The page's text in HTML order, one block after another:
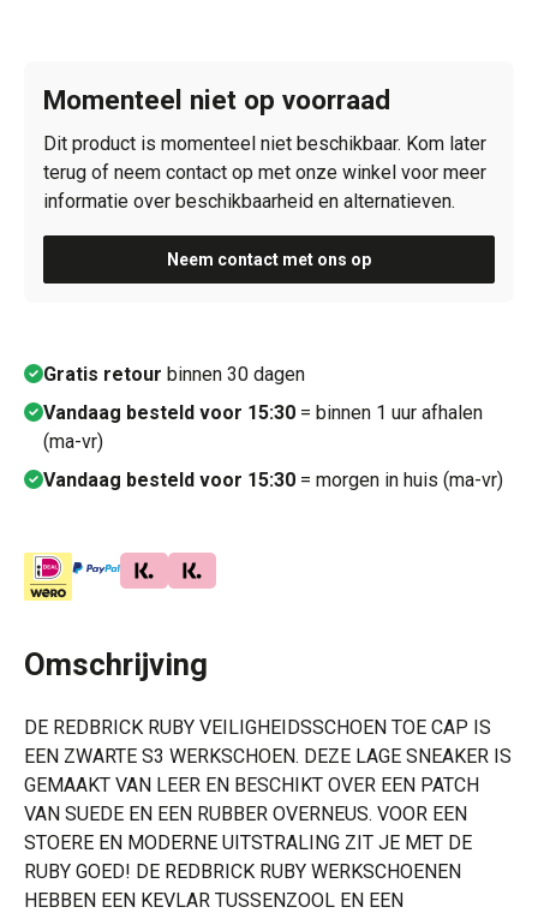
Momenteel niet op voorraad
Dit product is momenteel niet beschikbaar. Kom later
terug of neem contact op met onze winkel voor meer
informatie over beschikbaarheid en alternatieven.
Neem contact met ons op
Gratis retour binnen 30 dagen
Vandaag besteld voor 15:30 = binnen 1 uur afhalen
(ma-vr)
Vandaag besteld voor 15:30 = morgen in huis (ma-vr)
Omschrijving
DE REDBRICK RUBY VEILIGHEIDSSCHOEN TOE CAP IS
EEN ZWARTE S3 WERKSCHOEN. DEZE LAGE SNEAKER IS
GEMAAKT VAN LEER EN BESCHIKT OVER EEN PATCH
VAN SUEDE EN EEN RUBBER OVERNEUS. VOOR EEN
STOERE EN MODERNE UITSTRALING ZIT JE MET DE
RUBY GOED! DE REDBRICK RUBY WERKSCHOENEN
HEBBEN EEN KEVLAR TUSSENZOOL EN EEN